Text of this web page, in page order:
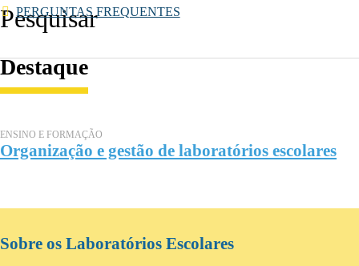
PERGUNTAS FREQUENTES
Destaque
ENSINO E FORMAÇÃO
Organização e gestão de laboratórios escolares
Sobre os Laboratórios Escolares